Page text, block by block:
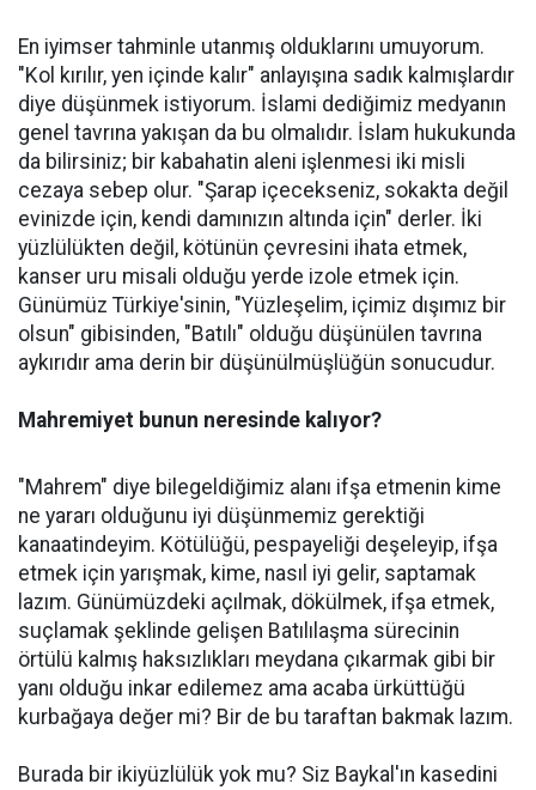
En iyimser tahminle utanmış olduklarını umuyorum.
"Kol kırılır, yen içinde kalır" anlayışına sadık kalmışlardır
diye düşünmek istiyorum. İslami dediğimiz medyanın
genel tavrına yakışan da bu olmalıdır. İslam hukukunda
da bilirsiniz; bir kabahatin aleni işlenmesi iki misli
cezaya sebep olur. "Şarap içecekseniz, sokakta değil
evinizde için, kendi damınızın altında için" derler. İki
yüzlülükten değil, kötünün çevresini ihata etmek,
kanser uru misali olduğu yerde izole etmek için.
Günümüz Türkiye'sinin, "Yüzleşelim, içimiz dışımız bir
olsun" gibisinden, "Batılı" olduğu düşünülen tavrına
aykırıdır ama derin bir düşünülmüşlüğün sonucudur.
Mahremiyet bunun neresinde kalıyor?
"Mahrem" diye bilegeldiğimiz alanı ifşa etmenin kime
ne yararı olduğunu iyi düşünmemiz gerektiği
kanaatindeyim. Kötülüğü, pespayeliği deşeleyip, ifşa
etmek için yarışmak, kime, nasıl iyi gelir, saptamak
lazım. Günümüzdeki açılmak, dökülmek, ifşa etmek,
suçlamak şeklinde gelişen Batılılaşma sürecinin
örtülü kalmış haksızlıkları meydana çıkarmak gibi bir
yanı olduğu inkar edilemez ama acaba ürküttüğü
kurbağaya değer mi? Bir de bu taraftan bakmak lazım.
Burada bir ikiyüzlülük yok mu? Siz Baykal'ın kasedini